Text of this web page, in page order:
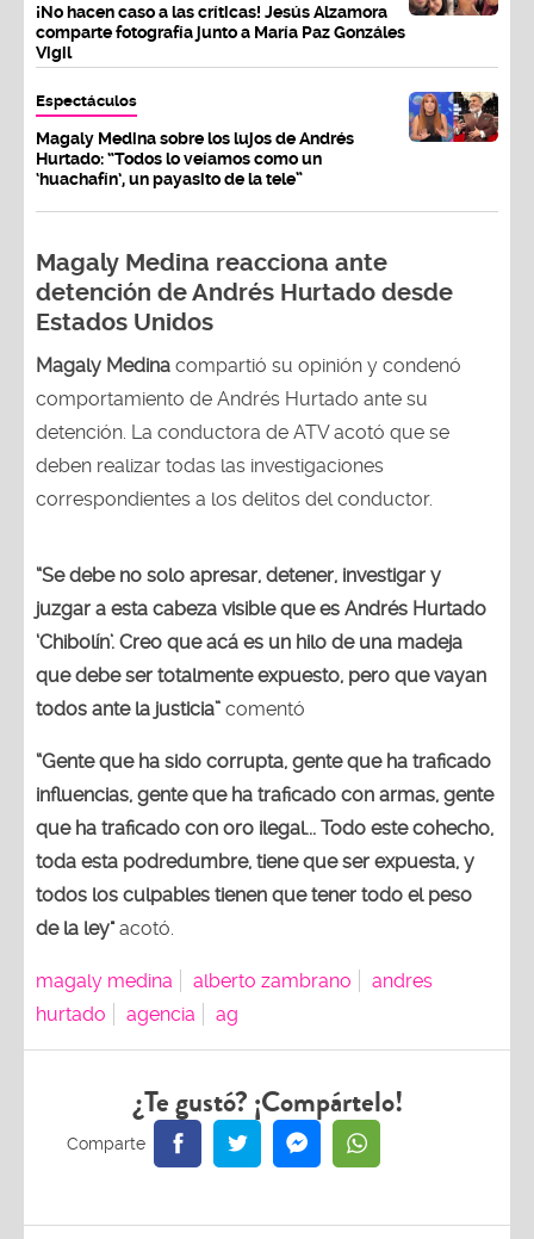
¡No hacen caso a las críticas! Jesús Alzamora
comparte fotografía junto a María Paz Gonzáles
Vigil
Espectáculos
Magaly Medina sobre los lujos de Andrés
Hurtado: “Todos lo veíamos como un
‘huachafín’, un payasito de la tele”
Magaly Medina reacciona ante
detención de Andrés Hurtado desde
Estados Unidos
Magaly Medina compartió su opinión y condenó
comportamiento de Andrés Hurtado ante su
detención. La conductora de ATV acotó que se
deben realizar todas las investigaciones
correspondientes a los delitos del conductor.
“Se debe no solo apresar, detener, investigar y
juzgar a esta cabeza visible que es Andrés Hurtado
‘Chibolín’. Creo que acá es un hilo de una madeja
que debe ser totalmente expuesto, pero que vayan
todos ante la justicia” comentó
“Gente que ha sido corrupta, gente que ha traficado
influencias, gente que ha traficado con armas, gente
que ha traficado con oro ilegal... Todo este cohecho,
toda esta podredumbre, tiene que ser expuesta, y
todos los culpables tienen que tener todo el peso
de la ley"acotó.
magaly medina alberto zambrano
andres
hurtado
agencia ag
¿Te gustó? ¡Compártelo!